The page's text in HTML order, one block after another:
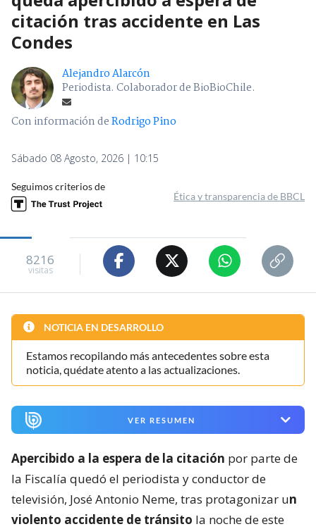
citación tras accidente en Las
Condes
Alejandro Alarcón
Periodista. Colaborador de BioBioChile.
Con información deRodrigo Pino
Sábado 08 Agosto, 2026 | 10:15
Seguimos criterios de
Ética y transparencia de BBCL
8216
visitas
NOTICIA EN DESARROLLO
Estamos recopilando más antecedentes sobre esta
noticia, quédate atento a las actualizaciones.
VER RESUMEN
Apercibido a la espera de la citación por parte de
la Fiscalía quedó el periodista y conductor de
televisión, José Antonio Neme, tras protagonizar un
violento accidente de tránsito la noche de este